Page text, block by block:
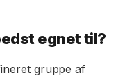
egnet til?
gruppe af